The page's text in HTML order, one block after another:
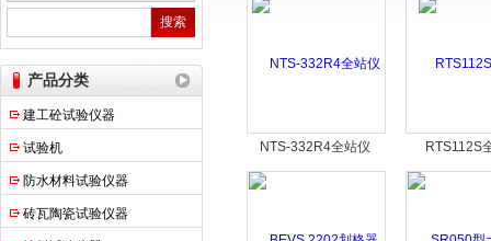
上海申锐测试设备制造有限公司
产品分类
建工砼试验仪器
试验机
防水材料试验仪器
砖瓦陶瓷试验仪器
NTS-332R4全站仪 RTS112S